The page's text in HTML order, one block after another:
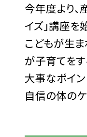
今年度より、
イズ」講座を
こどもが生
が子育てを
大事なポイ
自信の体の